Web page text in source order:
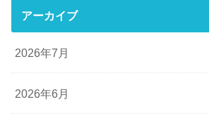
アーカイブ
2026年7月
2026年6月